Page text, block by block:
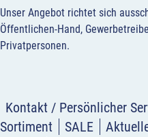
Unser Angebot richtet sich
Öffentlichen-Hand,
Privatpersonen.
Kontakt / Persönlicher
Sortiment
SALE